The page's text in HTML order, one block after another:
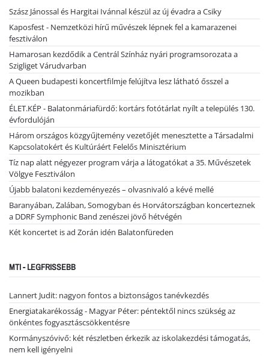
Szász Jánossal és Hargitai Ivánnal készül az új évadra a Csiky
Kaposfest - Nemzetközi hírű művészek lépnek fel a kamarazenei
fesztiválon
Hamarosan kezdődik a Centrál Színház nyári programsorozata a
Szigliget Várudvarban
A Queen budapesti koncertfilmje felújítva lesz látható ősszel a
mozikban
ÉLET.KÉP - Balatonmáriafürdő: kortárs fotótárlat nyílt a település 130.
évfordulóján
Három országos közgyűjtemény vezetőjét menesztette a Társadalmi
Kapcsolatokért és Kultúráért Felelős Minisztérium
Tíz nap alatt négyezer program várja a látogatókat a 35. Művészetek
Völgye Fesztiválon
Újabb balatoni kezdeményezés – olvasnivaló a kévé mellé
Baranyában, Zalában, Somogyban és Horvátországban koncerteznek
a DDRF Symphonic Band zenészei jövő hétvégén
Két koncertet is ad Zorán idén Balatonfüreden
MTI - LEGFRISSEBB
Lannert Judit: nagyon fontos a biztonságos tanévkezdés
Energiatakarékosság - Magyar Péter: péntektől nincs szükség az
önkéntes fogyasztáscsökkentésre
Kormányszóvivő: két részletben érkezik az iskolakezdési támogatás,
nem kell igényelni